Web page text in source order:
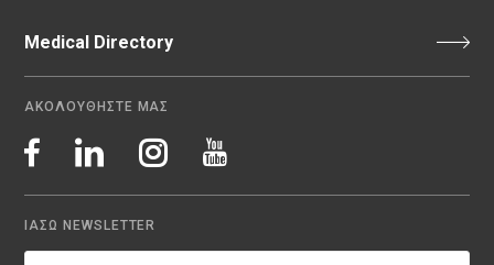
Medical Directory
ΑΚΟΛΟΥΘΗΣΤΕ ΜΑΣ
ΙΑΣΩ NEWSLETTER